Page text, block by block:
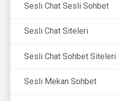
Sesli Chat Sesli Sohbet
Sesli Chat Siteleri
Sesli Chat Sohbet Siteleri
Sesli Mekan Sohbet